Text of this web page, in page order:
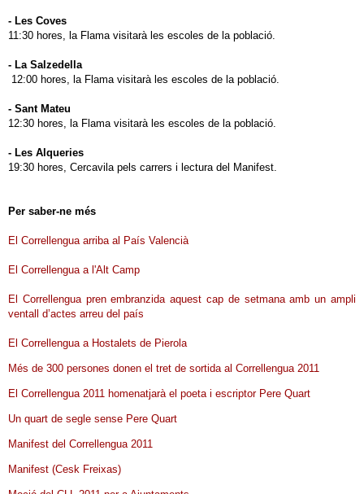
- Les Coves
11:30 hores, la Flama visitarà les escoles de la població.
- La Salzedella
12:00 hores, la Flama visitarà les escoles de la població.
- Sant Mateu
12:30 hores, la Flama visitarà les escoles de la població.
- Les Alqueries
19:30 hores, Cercavila pels carrers i lectura del Manifest.
Per saber-ne més
El Correllengua arriba al País Valencià
El Correllengua a l'Alt Camp
El Correllengua pren embranzida aquest cap de setmana amb un ampli
ventall d’actes arreu del país
El Correllengua a Hostalets de Pierola
Més de 300 persones donen el tret de sortida al Correllengua 2011
El Correllengua 2011 homenatjarà el poeta i escriptor Pere Quart
Un quart de segle sense Pere Quart
Manifest del Correllengua 2011
Manifest (Cesk Freixas)